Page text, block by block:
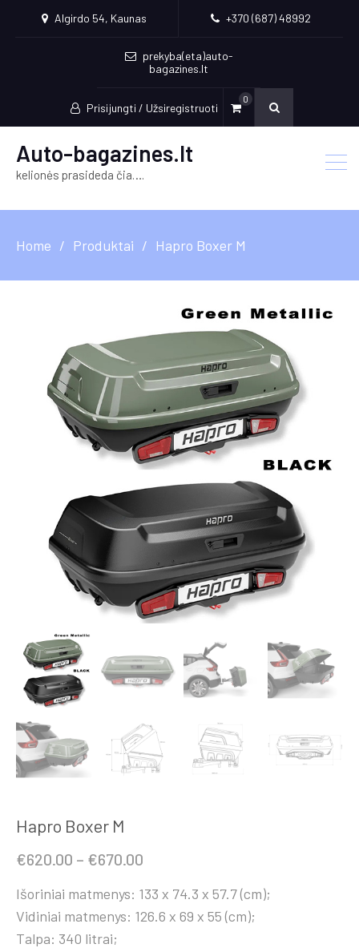
Algirdo 54, Kaunas +370 (687) 48992
prekyba(eta)auto-
bagazines.lt
Prisijungti / Užsiregistruoti
0
Auto-bagazines.lt
kelionės prasideda čia….
Home Produktai Hapro Boxer M
Hapro Boxer M
€620.00 – €670.00
€620.00
through
Išoriniai matmenys: 133 x 74.3 x 57.7 (cm);
Vidiniai matmenys: 126.6 x 69 x 55 (cm);
Talpa: 340 litrai;